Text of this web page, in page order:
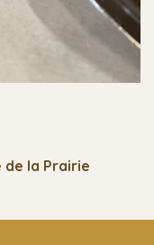
la Prairie